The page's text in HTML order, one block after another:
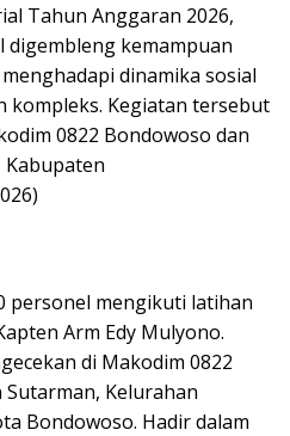
Tahun Anggaran 2026,
kemampuan
dinamika sosial
kompleks. Kegiatan tersebut
0822 Bondowoso dan
Kabupaten
personel mengikuti latihan
Arm Edy Mulyono.
di Makodim 0822
Sutarman, Kelurahan
Bondowoso. Hadir dalam